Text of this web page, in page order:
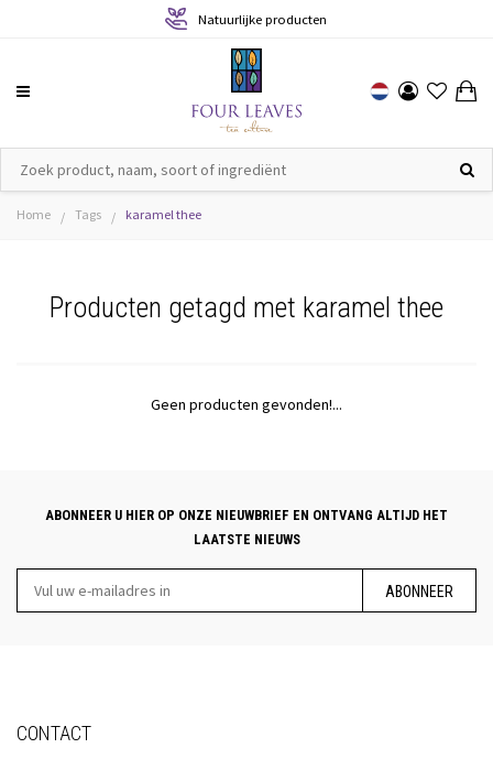
Natuurlijke producten
Home / Tags / karamel thee
Producten getagd met karamel thee
Geen producten gevonden!...
ABONNEER U HIER OP ONZE NIEUWBRIEF EN ONTVANG ALTIJD HET
LAATSTE NIEUWS
ABONNEER
CONTACT